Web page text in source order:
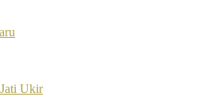
Ukir